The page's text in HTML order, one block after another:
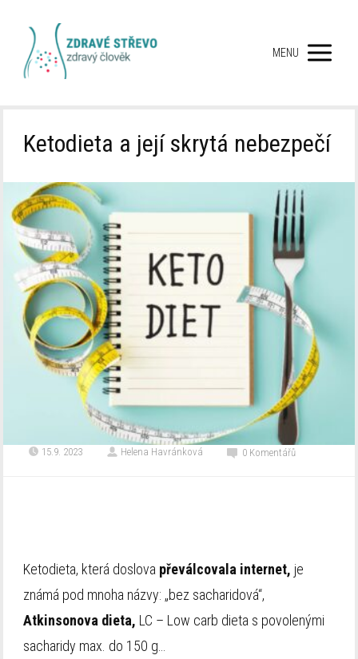
MENU
Ketodieta a její skrytá nebezpečí
15.9. 2023 Helena Havránková 0 Komentářů
Ketodieta, která doslova převálcovala internet, je
známá pod mnoha názvy: „bez sacharidová“,
Atkinsonova dieta, LC – Low carb dieta s povolenými
sacharidy max. do 150 g…